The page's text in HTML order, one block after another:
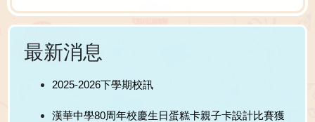
最新消息
2025-2026下學期校訊
漢華中學80周年校慶生日蛋糕卡親子卡設計比賽獲